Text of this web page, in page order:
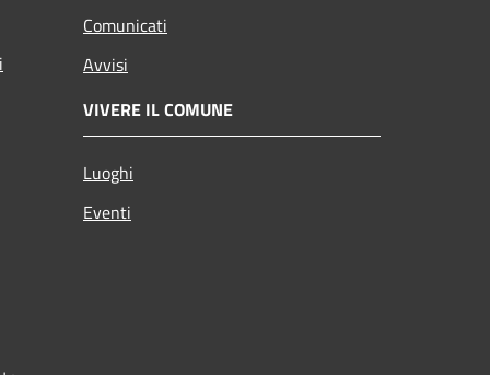
Comunicati
Avvisi
VIVERE IL COMUNE
Luoghi
Eventi